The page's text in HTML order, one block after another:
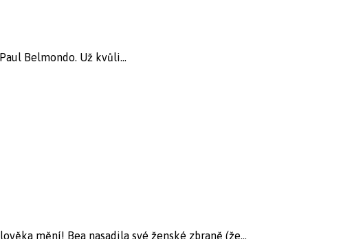
Belmondo. Už kvůli...
mění! Bea nasadila své ženské zbraně (že...